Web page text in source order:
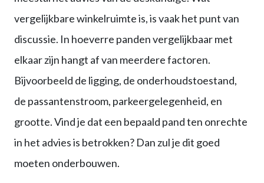
vergelijkbare winkelruimte is, is vaak het punt van
discussie. In hoeverre panden vergelijkbaar met
elkaar zijn hangt af van meerdere factoren.
Bijvoorbeeld de ligging, de onderhoudstoestand,
de passantenstroom, parkeergelegenheid, en
grootte. Vind je dat een bepaald pand ten onrechte
in het advies is betrokken? Dan zul je dit goed
moeten onderbouwen.